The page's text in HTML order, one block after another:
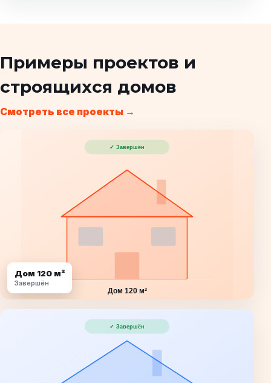
Примеры проектов и
строящихся домов
Смотреть все проекты →
Дом 120 м²
Завершён